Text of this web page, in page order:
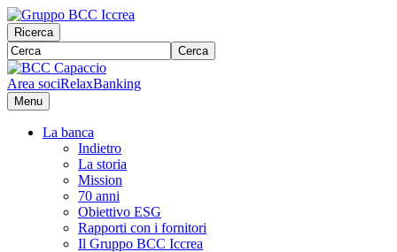
Ricerca
Cerca
Area sociRelaxBanking
Menu
La banca
Indietro
La storia
Mission
70 anni
Obiettivo ESG
Rapporti con i fornitori
Il Gruppo BCC Iccrea